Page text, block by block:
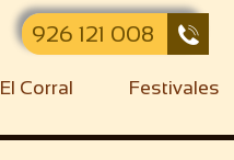
El Corral Festivales
926 121 008 